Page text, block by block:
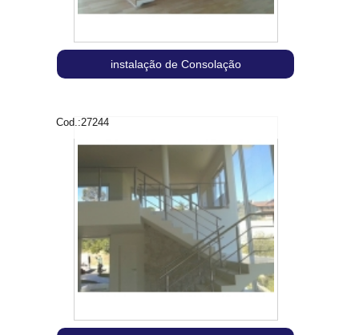
instalação de Consolação
Cod.:27244